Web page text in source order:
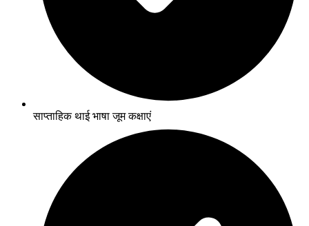
साप्ताहिक थाई भाषा जूम कक्षाएं